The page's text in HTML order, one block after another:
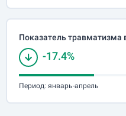
Показатель травматизма
-17.4%
Период: январь-апрель